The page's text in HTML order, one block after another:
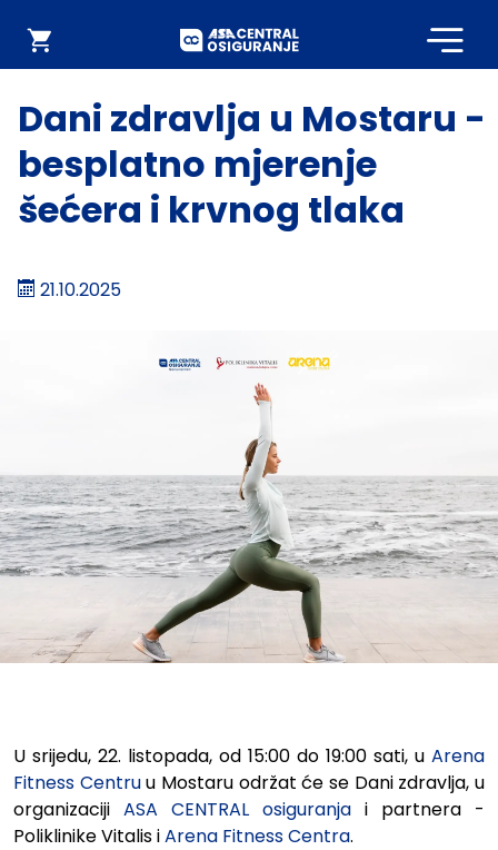
Webshop
Dani zdravlja u Mostaru -
besplatno mjerenje
šećera i krvnog tlaka
21.10.2025
Dani zdravlja u Mostaru -
U srijedu, 22. listopada, od 15:00 do 19:00 sati, u Arena
Fitness Centruu Mostaru održat će se Dani zdravlja, u
organizaciji ASA CENTRAL osiguranja i partnera -
Poliklinike VitalisiArena Fitness Centra.